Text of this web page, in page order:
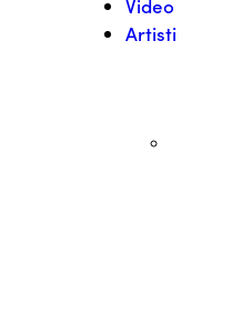
Video
Artisti